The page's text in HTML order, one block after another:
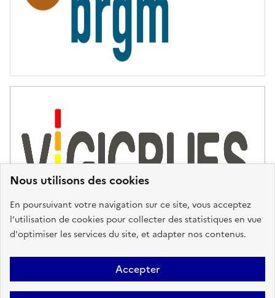
Nous utilisons des cookies
En poursuivant votre navigation sur ce site, vous acceptez
l’utilisation de cookies pour collecter des statistiques en vue
d'optimiser les services du site, et adapter nos contenus.
Accepter
Plan du site Accessibilité : partiellement conforme
Mentions
Légales
Données personnelles Gestion des cookies FAQ